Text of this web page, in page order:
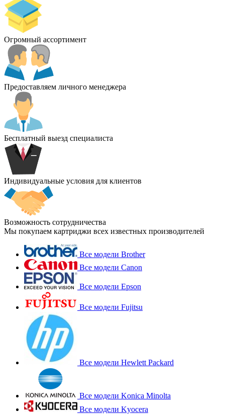
Огромный ассортимент
Предоставляем личного менеджера
Бесплатный выезд специалиста
Индивидуальные условия для клиентов
Возможность сотрудничества
Мы покупаем картриджи всех известных производителей
Все модели Brother
Все модели Canon
Все модели Epson
Все модели Fujitsu
Все модели Hewlett Packard
Все модели Konica Minolta
Все модели Kyocera